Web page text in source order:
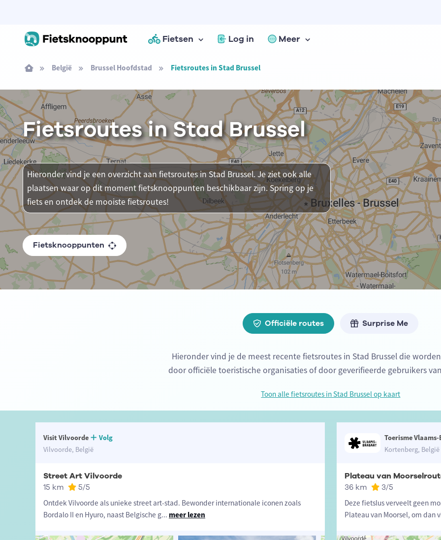
Fietsen Log in Meer
België Brussel Hoofdstad Fietsroutes in Stad Brussel
Fietsroutes in Stad Brussel
Hieronder vind je een overzicht aan fietsroutes in Stad Brussel. Je ziet ook alle
plaatsen waar op dit moment fietsknooppunten beschikbaar zijn. Spring op je
fiets en ontdek de mooiste fietsroutes!
Fietsknooppunten
Officiële routes Surprise Me
Hieronder vind je de meest recente fietsroutes in Stad Brussel die
door officiële toeristische organisaties of door geverifieerde gebruikers
Toon alle fietsroutes in Stad Brussel op kaart
Visit Vilvoorde
Volg
Vilvoorde, België
Street Art Vilvoorde
15 km 5/5
Ontdek Vilvoorde als unieke street art-stad. Bewonder internationale iconen zoals
Bordalo II en Hyuro, naast Belgische g... meer lezen
Toerisme
Kortenberg, België
Plateau van
36 km 3/5
Deze fietslus verveelt geen
Plateau van Moorsel, om dan